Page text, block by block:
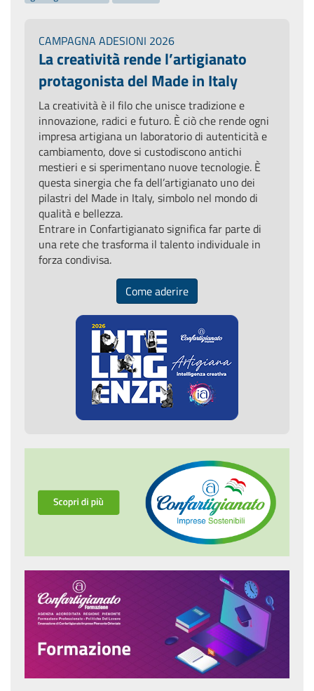
CAMPAGNA ADESIONI 2026
La creatività rende l’artigianato
protagonista del Made in Italy
La creatività è il filo che unisce tradizione e
innovazione, radici e futuro. È ciò che rende ogni
impresa artigiana un laboratorio di autenticità e
cambiamento, dove si custodiscono antichi
mestieri e si sperimentano nuove tecnologie. È
questa sinergia che fa dell’artigianato uno dei
pilastri del Made in Italy, simbolo nel mondo di
qualità e bellezza.
Entrare in Confartigianato significa far parte di
una rete che trasforma il talento individuale in
forza condivisa.
Come aderire